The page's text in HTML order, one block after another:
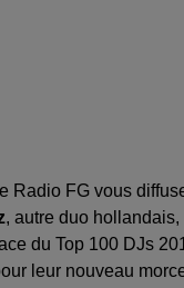
Radio FG vous
, autre duo hollandais,
du Top 100 DJs
leur nouveau